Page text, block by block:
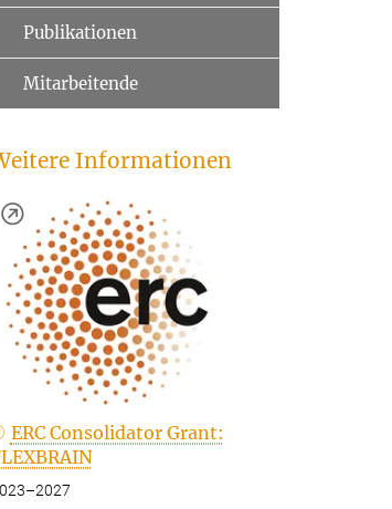
Publikationen
Mitarbeitende
Informationen
ERC Consolidator Grant: